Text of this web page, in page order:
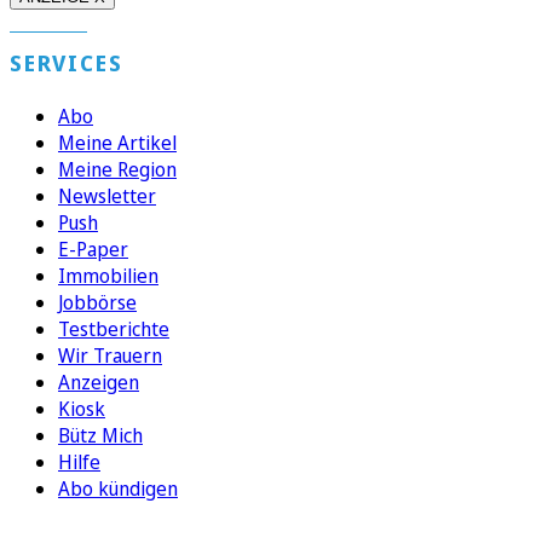
SERVICES
Abo
Meine Artikel
Meine Region
Newsletter
Push
E-Paper
Immobilien
Jobbörse
Testberichte
Wir Trauern
Anzeigen
Kiosk
Bütz Mich
Hilfe
Abo kündigen